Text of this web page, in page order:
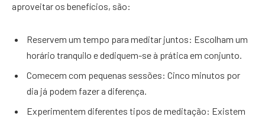
aproveitar os benefícios, são:
Reservem um tempo para meditar juntos: Escolham um
horário tranquilo e dediquem-se à prática em conjunto.
Comecem com pequenas sessões: Cinco minutos por
dia já podem fazer a diferença.
Experimentem diferentes tipos de meditação: Existem